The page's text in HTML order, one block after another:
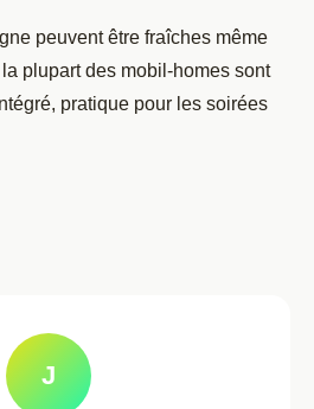
peuvent être fraîches même
plupart des mobil-homes sont
pratique pour les soirées
J